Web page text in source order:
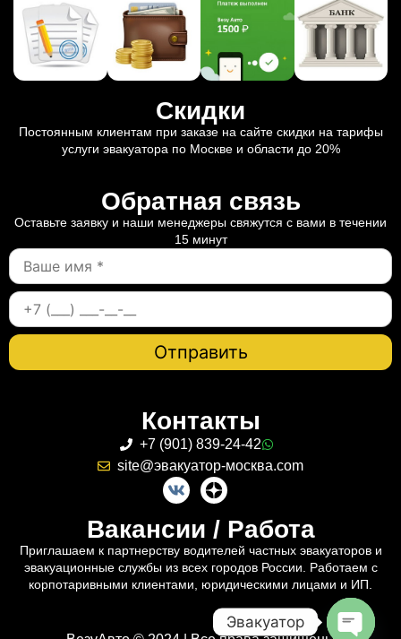
Скидки
Постоянным клиентам при заказе на сайте скидки на тарифы
услуги эвакуатора по Москве и области до 20%
Обратная связь
Оставьте заявку и наши менеджеры свяжутся с вами в течении
15 минут
Контакты
+7 (901) 839-24-42
site@эвакуатор-москва.com
Вакансии / Работа
Приглашаем к партнерству водителей частных эвакуаторов и
эвакуационные службы из всех городов России. Работаем с
корпотаривными клиентами, юридическими лицами и ИП.
Эвакуатор